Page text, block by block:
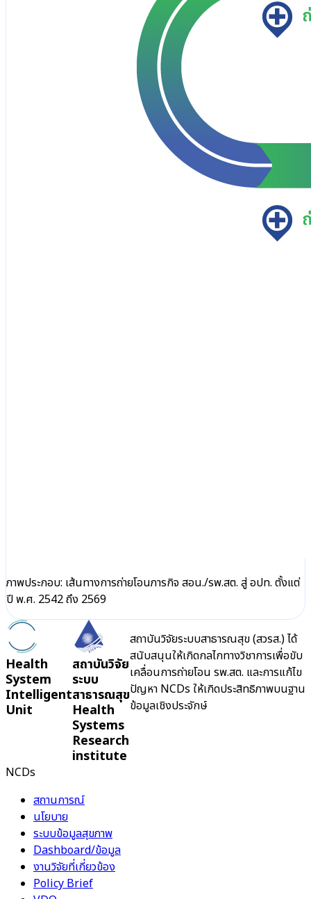
ภาพประกอบ: เส้นทางการถ่ายโอนภารกิจ สอน./รพ.สต. สู่ อปท. ตั้งแต่
ปี พ.ศ. 2542 ถึง 2569
Health
System
Intelligent
Unit
สถาบันวิจัย
ระบบ
สาธารณสุข
Health
Systems
Research
institute
สถาบันวิจัยระบบสาธารณสุข (สวรส.) ได้
สนับสนุนให้เกิดกลไกทางวิชาการเพื่อขับ
เคลื่อนการถ่ายโอน รพ.สต. และการแก้ไข
ปัญหา NCDs ให้เกิดประสิทธิภาพบนฐาน
ข้อมูลเชิงประจักษ์
NCDs
สถานการณ์
นโยบาย
ระบบข้อมูลสุขภาพ
Dashboard/ข้อมูล
งานวิจัยที่เกี่ยวข้อง
Policy Brief